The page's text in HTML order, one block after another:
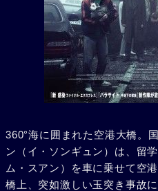
360°海に囲まれた空港大橋。
ン（イ・ソンギュン）は、留
ム・スアン）を車に乗せて空
橋上、突如激しい玉突き事故